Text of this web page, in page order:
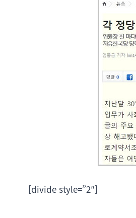
[divide style=”2″]